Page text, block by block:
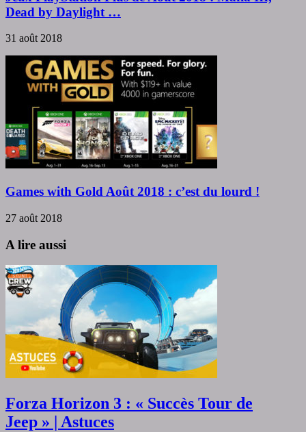
Dead by Daylight …
31 août 2018
Games with Gold Août 2018 : c’est du lourd !
27 août 2018
A lire aussi
Forza Horizon 3 : « Succès Tour de
Jeep » | Astuces